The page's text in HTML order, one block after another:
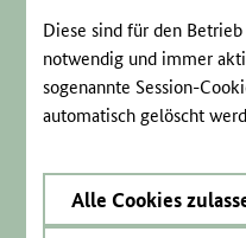
Diese sind für den
notwendig und immer
sogenannte Session-
automatisch gelöscht
Alle Cookies